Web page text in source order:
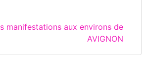
manifestations aux environs de
AVIGNON